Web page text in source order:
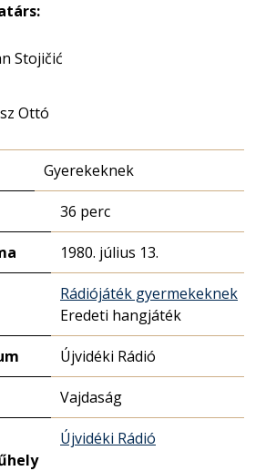
Stojičić
Ottó
Gyerekeknek
36 perc
1980. július 13.
Rádiójáték gyermekeknek
Eredeti hangjáték
Újvidéki Rádió
Vajdaság
Újvidéki Rádió